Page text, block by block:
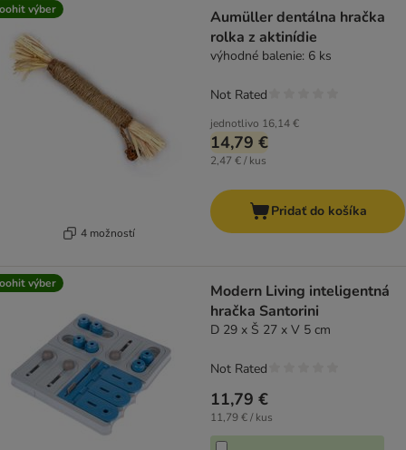
výber
4 možností
Aumüller dentálna hračka
rolka z aktinídie
výhodné balenie: 6 ks
jednotlivo 16,14 €
14,79 €
2,47 € / kus
Not Rated
Pridať do košíka
výber
Modern Living inteligentná
hračka Santorini
D 29 x Š 27 x V 5 cm
11,79 €
11,79 € / kus
Not Rated